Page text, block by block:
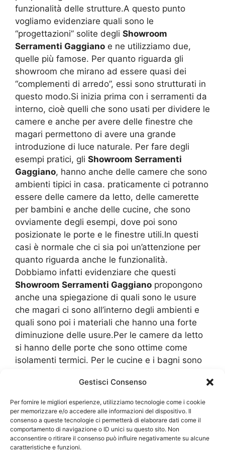
Gestisci Consenso
Per fornire le migliori esperienze, utilizziamo tecnologie come i cookie
per memorizzare e/o accedere alle informazioni del dispositivo. Il
consenso a queste tecnologie ci permetterà di elaborare dati come il
comportamento di navigazione o ID unici su questo sito. Non
acconsentire o ritirare il consenso può influire negativamente su alcune
caratteristiche e funzioni.
funzionalità delle strutture.A questo punto
vogliamo evidenziare quali sono le
“progettazioni” solite degli Showroom
Serramenti Gaggiano e ne utilizziamo due,
quelle più famose. Per quanto riguarda gli
showroom che mirano ad essere quasi dei
“complementi di arredo”, essi sono strutturati in
questo modo.Si inizia prima con i serramenti da
interno, cioè quelli che sono usati per dividere le
camere e anche per avere delle finestre che
magari permettono di avere una grande
introduzione di luce naturale. Per fare degli
esempi pratici, gli Showroom Serramenti
Gaggiano, hanno anche delle camere che sono
ambienti tipici in casa. praticamente ci potranno
essere delle camere da letto, delle camerette
per bambini e anche delle cucine, che sono
ovviamente degli esempi, dove poi sono
posizionate le porte e le finestre utili.In questi
casi è normale che ci sia poi un’attenzione per
quanto riguarda anche le funzionalità.
Dobbiamo infatti evidenziare che questi
Showroom Serramenti Gaggiano propongono
anche una spiegazione di quali sono le usure
che magari ci sono all’interno degli ambienti e
quali sono poi i materiali che hanno una forte
diminuzione delle usure.Per le camere da letto
si hanno delle porte che sono ottime come
isolamenti termici. Per le cucine e i bagni sono
riduzione della condensa dove magari non c’è
assolutamente un attacco delle umidità. Per
quanto riguarda le finestre si utilizzano gli stessi
esempi arredativi con le spiegazioni che poi ne
susseguono.In alcuniShowroom Serramenti
Gaggianoci sono anche dei professionisti o del